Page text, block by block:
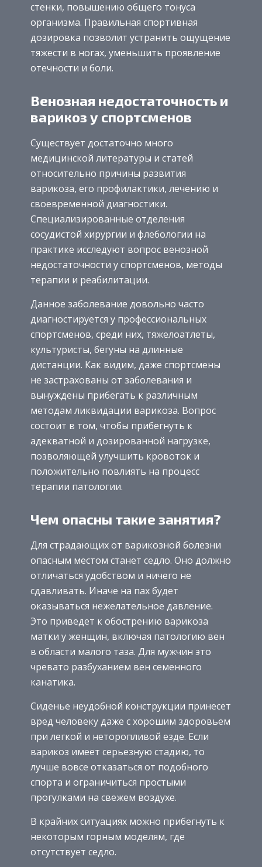
стенки, повышению общего тонуса
организма. Правильная спортивная
дозировка позволит устранить ощущение
тяжести в ногах, уменьшить проявление
отечности и боли.
Венозная недостаточность и
варикоз у спортсменов
Существует достаточно много
медицинской литературы и статей
относительно причины развития
варикоза, его профилактики, лечению и
своевременной диагностики.
Специализированные отделения
сосудистой хирургии и флебологии на
практике исследуют вопрос венозной
недостаточности у спортсменов, методы
терапии и реабилитации.
Данное заболевание довольно часто
диагностируется у профессиональных
спортсменов, среди них, тяжелоатлеты,
культуристы, бегуны на длинные
дистанции. Как видим, даже спортсмены
не застрахованы от заболевания и
вынуждены прибегать к различным
методам ликвидации варикоза. Вопрос
состоит в том, чтобы прибегнуть к
адекватной и дозированной нагрузке,
позволяющей улучшить кровоток и
положительно повлиять на процесс
терапии патологии.
Чем опасны такие занятия?
Для страдающих от варикозной болезни
опасным местом станет седло. Оно должно
отличаться удобством и ничего не
сдавливать. Иначе на пах будет
оказываться нежелательное давление.
Это приведет к обострению варикоза
матки у женщин, включая патологию вен
в области малого таза. Для мужчин это
чревато разбуханием вен семенного
канатика.
Сиденье неудобной конструкции принесет
вред человеку даже с хорошим здоровьем
при легкой и неторопливой езде. Если
варикоз имеет серьезную стадию, то
лучше вовсе отказаться от подобного
спорта и ограничиться простыми
прогулками на свежем воздухе.
В крайних ситуациях можно прибегнуть к
некоторым горным моделям, где
отсутствует седло.